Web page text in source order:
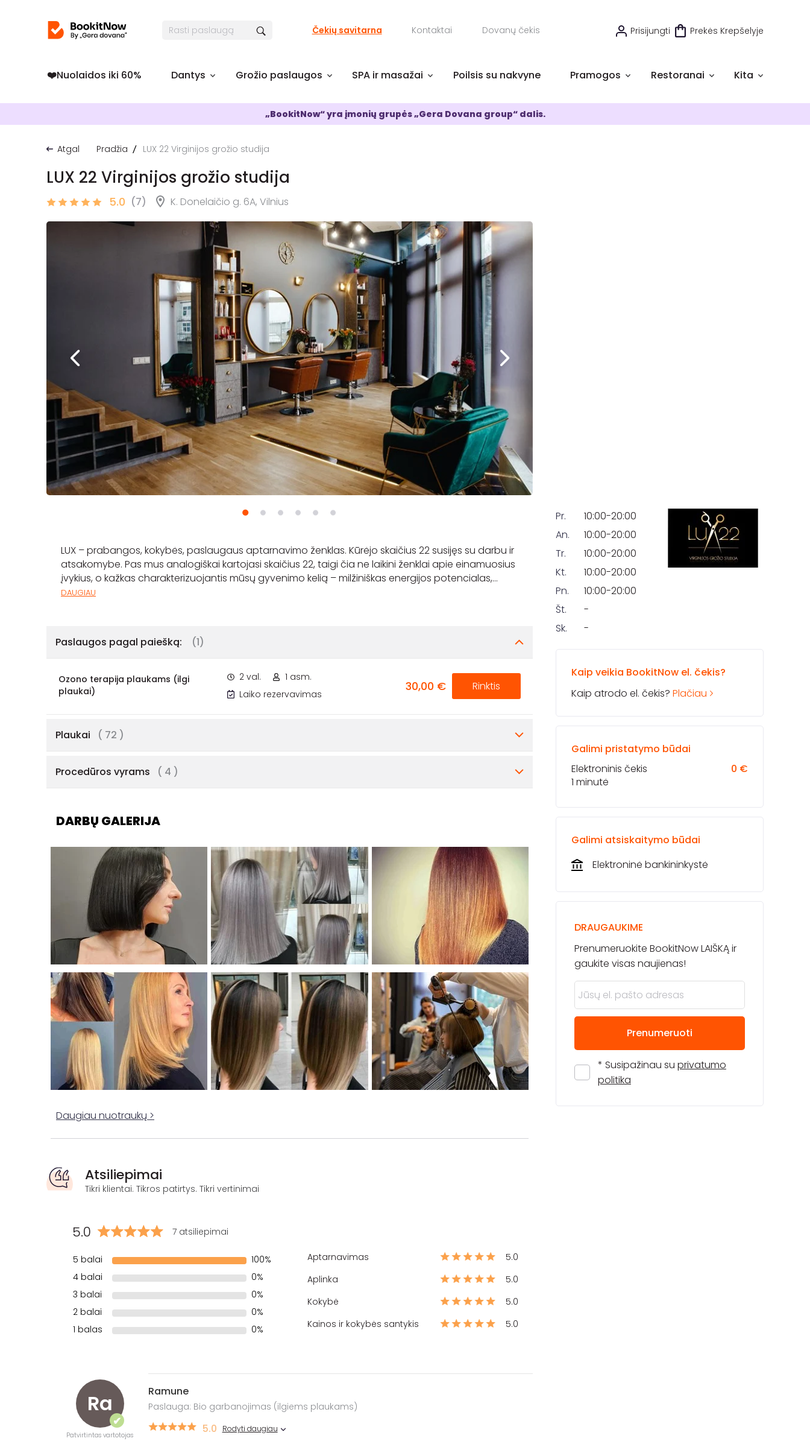
Čekių savitarna Kontaktai Dovanų čekis Prisijungti Prekės Krepšelyje
❤️️Nuolaidos iki 60% Dantys Grožio paslaugos SPA ir masažai Poilsis su nakvyne Pramogos Restoranai Kita
„BookitNow“ yra įmonių grupės „Gera Dovana group“ dalis.
Atgal Pradžia LUX 22 Virginijos grožio studija
LUX 22 Virginijos grožio studija
5.0 (7) K. Donelaičio g. 6A, Vilnius
LUX – prabangos, kokybės, paslaugaus aptarnavimo ženklas. Kūrėjo skaičius 22 susijęs su darbu ir
atsakomybe. Pas mus analogiškai kartojasi skaičius 22, taigi čia ne laikini ženklai apie einamuosius
įvykius, o kažkas charakterizuojantis mūsų gyvenimo kelią – milžiniškas energijos potencialas,...
DAUGIAU
Paslaugos pagal paiešką: (1)
Ozono terapija plaukams (ilgi
plaukai)
2 val.
1 asm.
Laiko rezervavimas
30,00 € Rinktis
Plaukai ( 72 )
Procedūros vyrams ( 4 )
DARBŲ GALERIJA
Daugiau nuotraukų >
Atsiliepimai
Tikri klientai. Tikros patirtys. Tikri vertinimai
5.0 7 atsiliepimai
5 balai
100%
4 balai
0%
3 balai
0%
2 balai
0%
1 balas
0%
Aptarnavimas
5.0
Aplinka
5.0
Kokybė
5.0
Kainos ir kokybės santykis
5.0
Ra
✔
Patvirtintas vartotojas
Ramune
Paslauga: Bio garbanojimas (ilgiems plaukams)
5.0 Rodyti daugiau
Pr.
10:00-20:00
An.
10:00-20:00
Tr.
10:00-20:00
Kt.
10:00-20:00
Pn.
10:00-20:00
Št.
-
Sk.
-
Kaip veikia BookitNow el. čekis?
Kaip atrodo el. čekis? Plačiau
Galimi pristatymo būdai
0 €
Elektroninis čekis
1 minutė
Galimi atsiskaitymo būdai
Elektroninė bankininkystė
DRAUGAUKIME
Prenumeruokite BookitNow LAIŠKĄ ir
gaukite visas naujienas!
Prenumeruoti
* Susipažinau su privatumo
politika